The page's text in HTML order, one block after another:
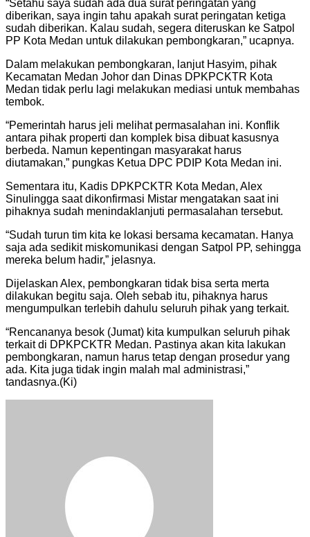
“Setahu saya sudah ada dua surat peringatan yang
diberikan, saya ingin tahu apakah surat peringatan ketiga
sudah diberikan. Kalau sudah, segera diteruskan ke Satpol
PP Kota Medan untuk dilakukan pembongkaran,” ucapnya.
Dalam melakukan pembongkaran, lanjut Hasyim, pihak
Kecamatan Medan Johor dan Dinas DPKPCKTR Kota
Medan tidak perlu lagi melakukan mediasi untuk membahas
tembok.
“Pemerintah harus jeli melihat permasalahan ini. Konflik
antara pihak properti dan komplek bisa dibuat kasusnya
berbeda. Namun kepentingan masyarakat harus
diutamakan,” pungkas Ketua DPC PDIP Kota Medan ini.
Sementara itu, Kadis DPKPCKTR Kota Medan, Alex
Sinulingga saat dikonfirmasi Mistar mengatakan saat ini
pihaknya sudah menindaklanjuti permasalahan tersebut.
“Sudah turun tim kita ke lokasi bersama kecamatan. Hanya
saja ada sedikit miskomunikasi dengan Satpol PP, sehingga
mereka belum hadir,” jelasnya.
Dijelaskan Alex, pembongkaran tidak bisa serta merta
dilakukan begitu saja. Oleh sebab itu, pihaknya harus
mengumpulkan terlebih dahulu seluruh pihak yang terkait.
“Rencananya besok (Jumat) kita kumpulkan seluruh pihak
terkait di DPKPCKTR Medan. Pastinya akan kita lakukan
pembongkaran, namun harus tetap dengan prosedur yang
ada. Kita juga tidak ingin malah mal administrasi,”
tandasnya.(Ki)